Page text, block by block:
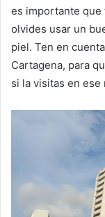
es importante que
olvides usar un
piel. Ten en
Cartagena, para
si la visitas en ese